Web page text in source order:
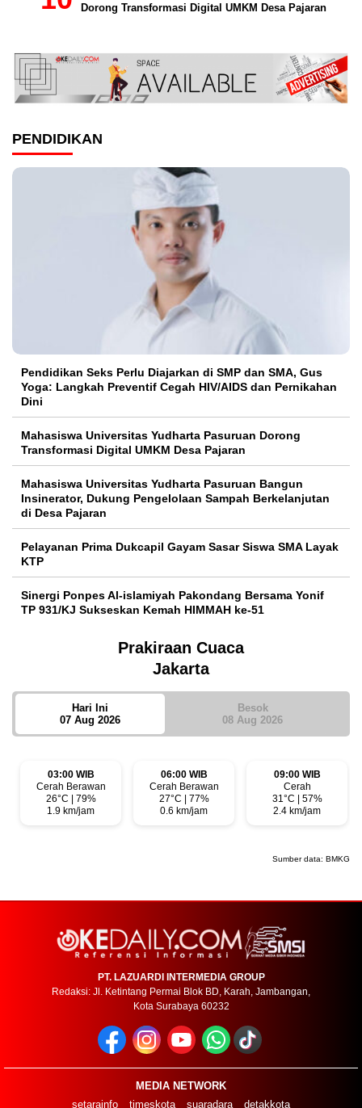
Dorong Transformasi Digital UMKM Desa Pajaran
PENDIDIKAN
Pendidikan Seks Perlu Diajarkan di SMP dan SMA, Gus
Yoga: Langkah Preventif Cegah HIV/AIDS dan Pernikahan
Dini
Mahasiswa Universitas Yudharta Pasuruan Dorong
Transformasi Digital UMKM Desa Pajaran
Mahasiswa Universitas Yudharta Pasuruan Bangun
Insinerator, Dukung Pengelolaan Sampah Berkelanjutan
di Desa Pajaran
Pelayanan Prima Dukcapil Gayam Sasar Siswa SMA Layak
KTP
Sinergi Ponpes Al-islamiyah Pakondang Bersama Yonif
TP 931/KJ Sukseskan Kemah HIMMAH ke-51
Prakiraan Cuaca
Jakarta
Hari Ini
07 Aug 2026
Besok
08 Aug 2026
03:00 WIB
Cerah Berawan
26°C | 79%
1.9 km/jam
06:00 WIB
Cerah Berawan
27°C | 77%
0.6 km/jam
09:00 WIB
Cerah
31°C | 57%
2.4 km/jam
Sumber data: BMKG
PT. LAZUARDI INTERMEDIA GROUP
Redaksi: Jl. Ketintang Permai Blok BD, Karah, Jambangan,
Kota Surabaya 60232
MEDIA NETWORK
setarainfo
timeskota suaradara detakkota